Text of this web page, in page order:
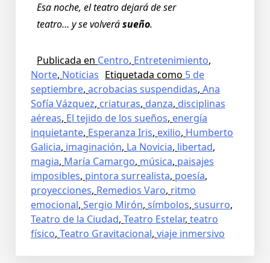
Esa noche, el teatro dejará de ser
teatro… y se volverásueño.
Publicada en Centro, Entretenimiento,
Norte, Noticias Etiquetada como 5 de
septiembre, acrobacias suspendidas, Ana
Sofía Vázquez, criaturas, danza, disciplinas
aéreas, El tejido de los sueños, energía
inquietante, Esperanza Iris, exilio, Humberto
Galicia, imaginación, La Novicia, libertad,
magia, María Camargo, música, paisajes
imposibles, pintora surrealista, poesía,
proyecciones, Remedios Varo, ritmo
emocional, Sergio Mirón, símbolos, susurro,
Teatro de la Ciudad, Teatro Estelar, teatro
físico, Teatro Gravitacional, viaje inmersivo